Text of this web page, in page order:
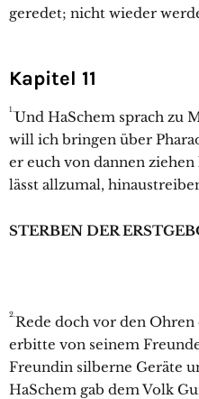
geredet; nicht wieder
Kapitel 11
1.Und HaSchem sprach zu
will ich bringen über
er euch von dannen ziehen
lässt allzumal,
STERBEN DER
2.Rede doch vor den Ohren
erbitte von seinem
Freundin silberne Geräte
HaSchem gab dem Volk